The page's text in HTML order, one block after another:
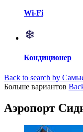
Wi-Fi
Кондиционер
Back to search by
Больше вариантов
Аэропорт